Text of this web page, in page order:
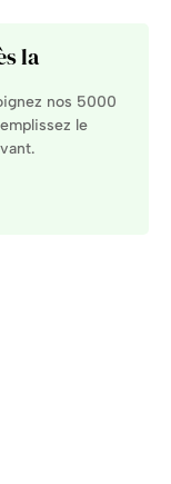
la
nos 5000
le